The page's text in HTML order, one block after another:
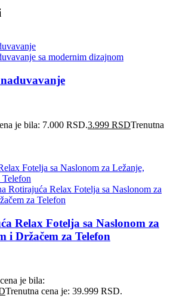
je bila: 7.000 RSD.3.999 RSDTrenutna
Relax Fotelja sa Naslonom za
i Držačem za Telefon
je bila:
Trenutna cena je: 39.999 RSD.